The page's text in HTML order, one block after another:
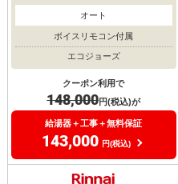
オート
ボイスリモコン付属
エコジョーズ
クーポン利用で
148,000円(税込)が
給湯器＋工事＋無料保証
143,000 円(税込)